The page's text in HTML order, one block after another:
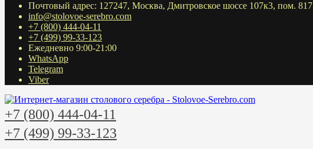
Почтовый адрес: 127247, Москва, Дмитровское шоссе 107к3, пом. 817
info@stolovoe-serebro.com
+7 (800) 444-04-11
+7 (499) 99-33-123
Ежедневно 9:00-21:00
WhatsApp
Telegram
Viber
+7 (800) 444-04-11
+7 (499) 99-33-123